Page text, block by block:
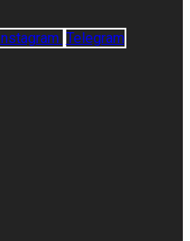
Instagram Telegram